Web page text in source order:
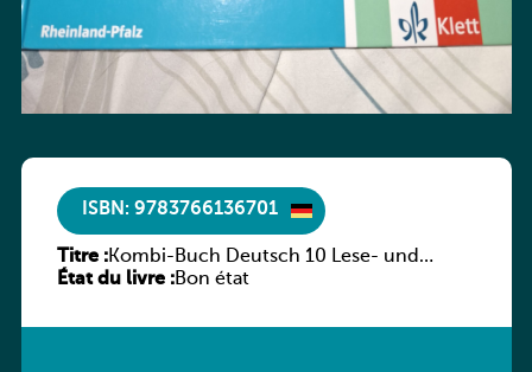
ISBN: 9783766136701
Titre :Kombi-Buch Deutsch 10 Lese- und
Sprachbuch
État du livre :Bon état